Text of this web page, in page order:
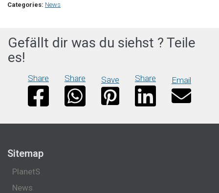
Categories: News
Gefällt dir was du siehst ? Teile
es!
Share Share Save Share Email
Sitemap
PlanetS
News